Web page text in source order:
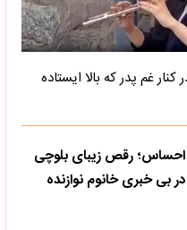
غم پدر که بالا ایستاده
احساس؛ رقص زیبای بلوچی
بی خبری خانوم نوازنده